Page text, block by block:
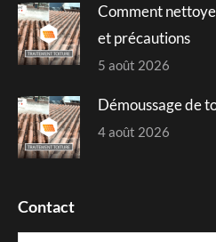
Comment
et précautions
5 août 2026
Démoussage de
4 août 2026
Contact